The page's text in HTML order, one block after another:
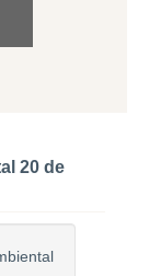
20 de